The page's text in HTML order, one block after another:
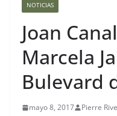
NOTICIAS
Joan
Marcela
Bulevard
mayo 8, 2017 Pierre